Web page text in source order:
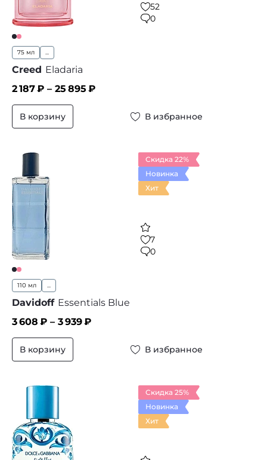
52
0
75 мл ...
Creed Eladaria
2 187₽ – 25 895 ₽
В корзину В избранное
Скидка 22%
Новинка
Хит
7
0
110 мл ...
Davidoff Essentials Blue
3 608 ₽ – 3 939₽
В корзину В избранное
Скидка 25%
Новинка
Хит